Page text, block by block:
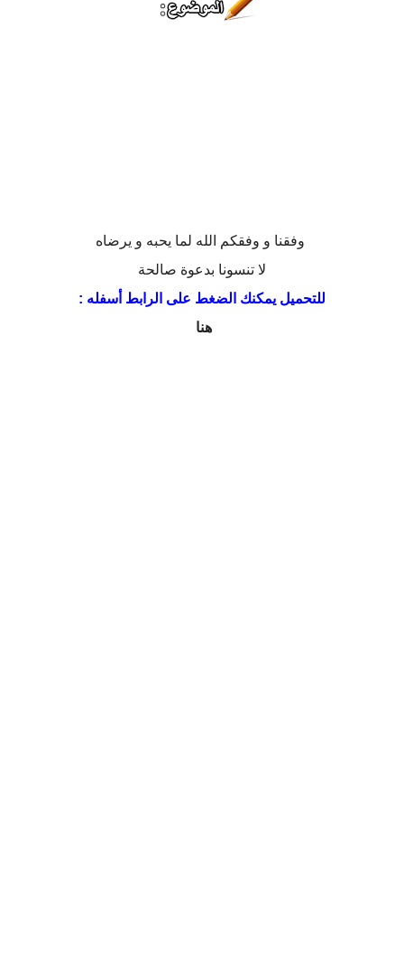
وفقنا و وفقكم الله لما يحبه و يرضاه
لا تنسونا بدعوة صالحة
للتحميل يمكنك الضغط على الرابط أسفله :
هنا